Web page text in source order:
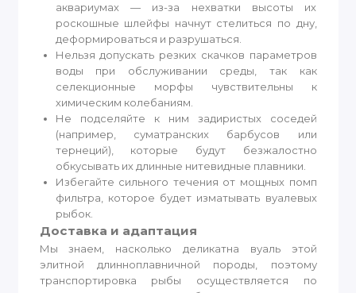
аквариумах — из-за нехватки высоты их
роскошные шлейфы начнут стелиться по дну,
деформироваться и разрушаться.
Нельзя допускать резких скачков параметров
воды при обслуживании среды, так как
селекционные морфы чувствительны к
химическим колебаниям.
Не подселяйте к ним задиристых соседей
(например, суматранских барбусов или
тернеций), которые будут безжалостно
обкусывать их длинные нитевидные плавники.
Избегайте сильного течения от мощных помп
фильтра, которое будет изматывать вуалевых
рыбок.
Доставка и адаптация
Мы знаем, насколько деликатна вуаль этой
элитной длинноплавничной породы, поэтому
транспортировка рыбы осуществляется по